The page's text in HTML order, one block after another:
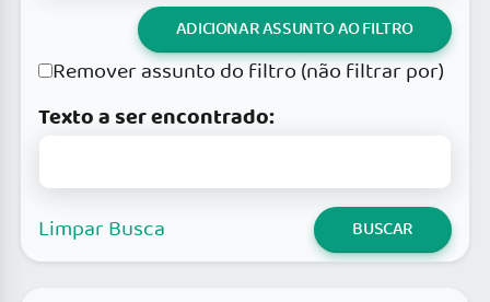
ADICIONAR ASSUNTO AO FILTRO
Remover assunto do filtro (não filtrar por)
Texto a ser encontrado:
Limpar Busca BUSCAR